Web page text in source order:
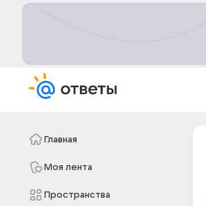
Главная
Моя лента
Пространства